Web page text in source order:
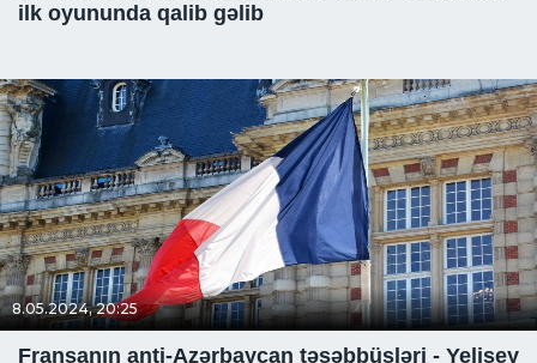
ilk oyununda qalib gəlib
8.05.2024, 20:25
Fransanın anti-Azərbaycan təşəbbüsləri - Yelisey